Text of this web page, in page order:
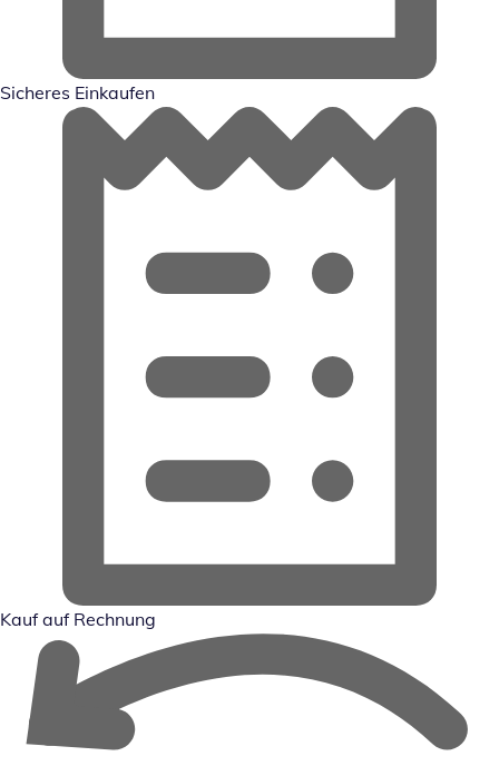
Sicheres Einkaufen
Kauf auf Rechnung